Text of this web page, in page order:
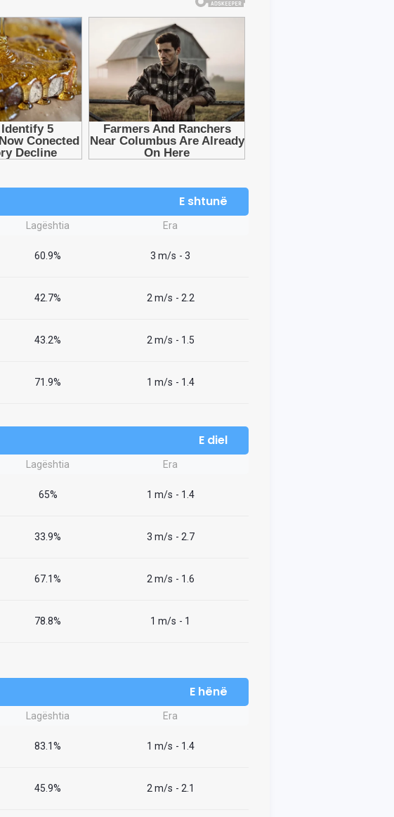
E shtunë
Lagështia Era
60.9% 3 m/s - 3
42.7% 2 m/s - 2.2
43.2% 2 m/s - 1.5
71.9% 1 m/s - 1.4
E diel
Lagështia Era
65% 1 m/s - 1.4
33.9% 3 m/s - 2.7
67.1% 2 m/s - 1.6
78.8% 1 m/s - 1
E hënë
Lagështia Era
83.1% 1 m/s - 1.4
45.9% 2 m/s - 2.1